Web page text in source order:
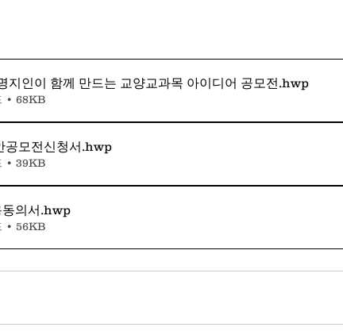
지인이 함께 만드는 교양교과목 아이디어 공모전 .hwp
• 68KB
공모전신청서 .hwp
• 39KB
의서 .hwp
• 56KB